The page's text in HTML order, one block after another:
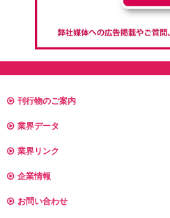
刊行物のご案内
業界データ
業界リンク
企業情報
お問い合わせ